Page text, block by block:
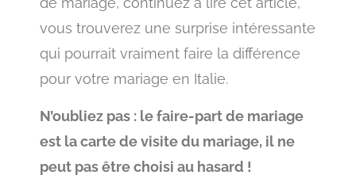
vous trouverez une surprise intéressante
qui pourrait vraiment faire la différence
pour votre mariage en Italie.
N’oubliez pas : le faire-part de mariage
est la carte de visite du mariage, il ne
peut pas être choisi au hasard !